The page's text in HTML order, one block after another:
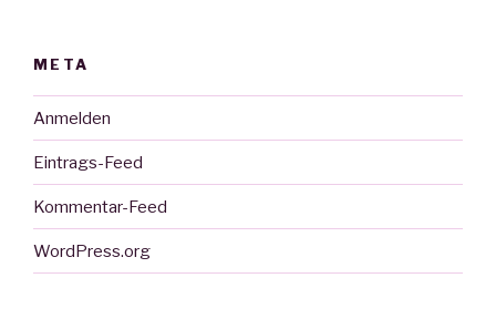
META
Anmelden
Eintrags-Feed
Kommentar-Feed
WordPress.org